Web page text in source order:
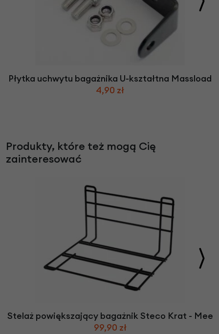
Płytka uchwytu bagażnika U-kształtna Massload
4,90 zł
Produkty, które też mogą Cię
zainteresować
Stelaż powiększający bagażnik Steco Krat - Mee
99,90 zł